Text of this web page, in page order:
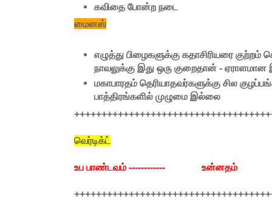
கவிதை போன்ற நடை
மைனஸ்
எழுத்து பிழைகளுக்கு கதாசிரியரை
நாவலுக்கு இது ஒரு குறைதான் -
மகாபாரதம் தெரியாதவர்களுக்கு சில
பாத்திரங்களில் முழுமை இல்லை
வெர்டிக்ட்
உப பாண்டவம் ------------ உன்னதம்